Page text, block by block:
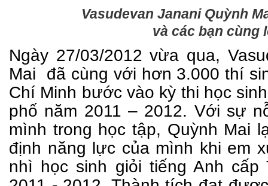
Vasudevan Janani Quỳnh
và các bạn cùng
Ngày 27/03/2012 vừa qua,
Mai đã cùng với hơn 3.000 thí
Chí Minh bước vào kỳ thi học
phố năm 2011 – 2012. Với sự
mình trong học tập, Quỳnh Mai
định năng lực của mình khi em
nhì học sinh giỏi tiếng Anh cấp